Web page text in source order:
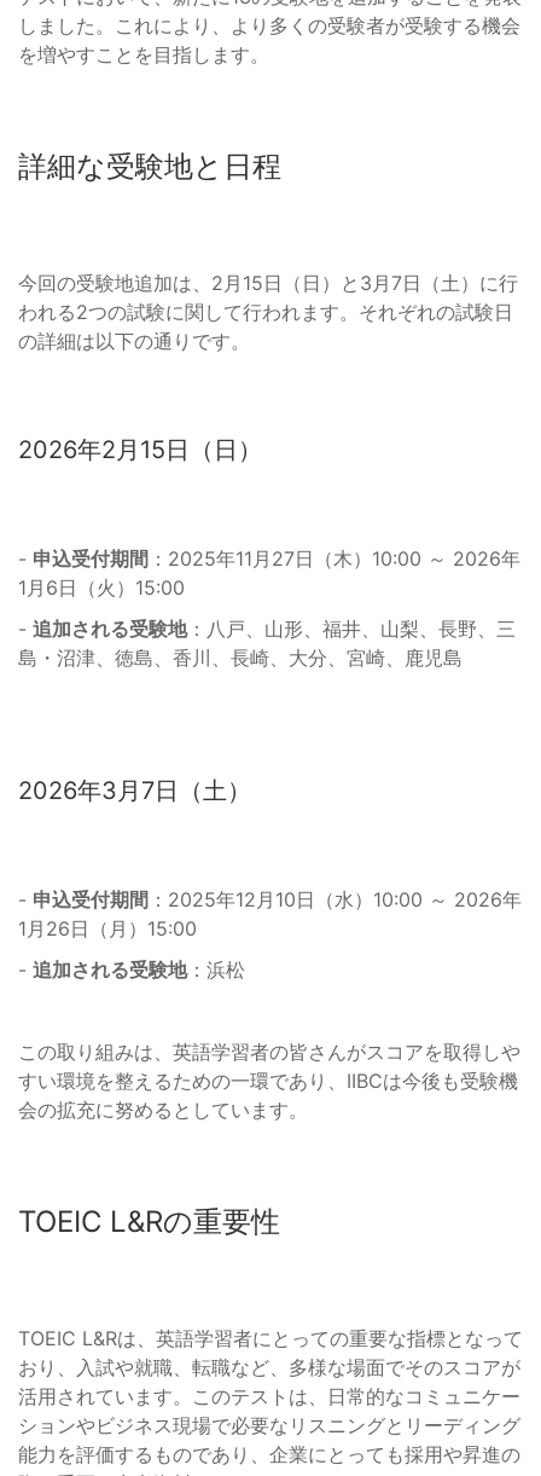
しました。これにより、より多くの受験者が受験する機会
を増やすことを目指します。
詳細な受験地と日程
今回の受験地追加は、2月15日（日）と3月7日（土）に行
われる2つの試験に関して行われます。それぞれの試験日
の詳細は以下の通りです。
2026年2月15日（日）
- 申込受付期間 ：2025年11月27日（木）10:00 ～ 2026年
1月6日（火）15:00
- 追加される受験地：八戸、山形、福井、山梨、長野、三
島・沼津、徳島、香川、長崎、大分、宮崎、鹿児島
2026年3月7日（土）
- 申込受付期間 ：2025年12月10日（水）10:00 ～ 2026年
1月26日（月）15:00
- 追加される受験地：浜松
この取り組みは、英語学習者の皆さんがスコアを取得しや
すい環境を整えるための一環であり、IIBCは今後も受験機
会の拡充に努めるとしています。
TOEIC L&Rの重要性
TOEIC L&Rは、英語学習者にとっての重要な指標となって
おり、入試や就職、転職など、多様な場面でそのスコアが
活用されています。このテストは、日常的なコミュニケー
ションやビジネス現場で必要なリスニングとリーディング
能力を評価するものであり、企業にとっても採用や昇進の